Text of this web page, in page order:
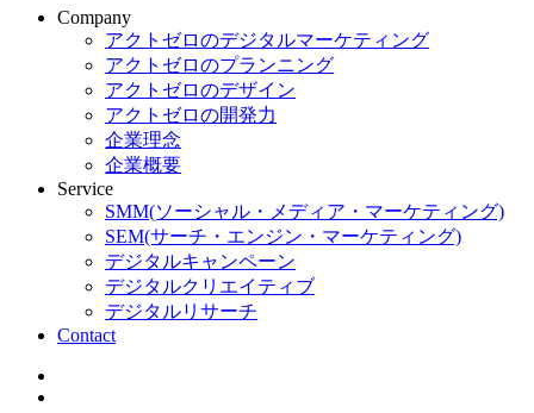
Company
アクトゼロのデジタルマーケティング
アクトゼロのプランニング
アクトゼロのデザイン
アクトゼロの開発力
企業理念
企業概要
Service
SMM(ソーシャル・メディア・マーケティング)
SEM(サーチ・エンジン・マーケティング)
デジタルキャンペーン
デジタルクリエイティブ
デジタルリサーチ
Contact